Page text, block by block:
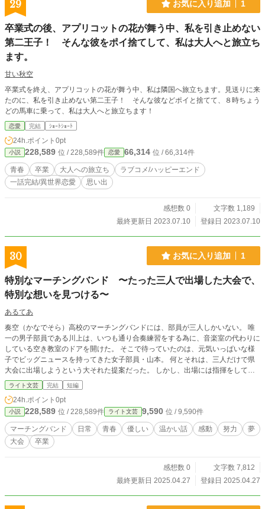
29 お気に入り追加 1
卒業式の後、アプリコットの花が舞う中、私を引き止めない
第二王子！ そんな彼をポイ捨てして、私は大人へと旅立ち
ます。
甘い秋空
卒業式を終え、アプリコットの花が舞う中、私は隣国へ旅立ちます。見送りに来
たのに、私を引き止めない第二王子！ そんな彼などポイと捨てて、８時ちょう
どの馬車に乗って、私は大人へと旅立ちます！
恋愛 完結 ｼｮｰﾄｼｮｰﾄ
24h.ポイント 0pt
小説 228,589 位 / 228,589件 恋愛 66,314 位 / 66,314件
青春 卒業 大人への旅立ち
ラブコメ/ハッピーエンド
一話完結/異世界恋愛
思い出
感想数 0
文字数 1,189
最終更新日 2023.07.10
登録日 2023.07.10
30 お気に入り追加 1
特別なマーチングバンド 〜たった三人で出場した大会で、
特別な想いを見つける〜
あるてあ
奏空（かなでそら）高校のマーチングバンドには、部員が三人しかいない。 唯
一の男子部員である川上は、いつも通り合奏練習をする為に、音楽室の代わりに
している空き教室のドアを開けた。 そこで待っていたのは、元気いっぱいな様
子でビッグニュースを持ってきた女子部員・山本。 何とそれは、三人だけで県
大会に出場しようという大それた提案だった。 しかし、出場には指揮をしてく
れる先生が必要だ。 そんな中、職員室前に並ぶ優勝トロフィーの前で、国語科
の教師・海（うみ）先生に出会う。 先生は、かつて全国に名を馳せていた頃の
マーチング部を率いた熱血な指導者だった。 早速指導を願い出た三人だった
が、練習は想像していた以上にハードで、ねを上げる寸前に。 それでも必死に
食らいつき、待ち焦がれた県大会の先で三人が掴んだ想いとは——。 これは誰
の代わりもいない特別な部員たちが、それぞれの音色を響かせて、県大会やその
先を目標に努力する青春物語である。 ※この物語に出てくる大会の規約は、現
ライト文芸 完結 短編
24h.ポイント 0pt
小説 228,589 位 / 228,589件 ライト文芸 9,590 位 / 9,590件
マーチングバンド 日常 青春 優しい 温かい話 感動 努力
夢
大会
卒業
感想数 0
文字数 7,812
最終更新日 2025.04.27
登録日 2025.04.27